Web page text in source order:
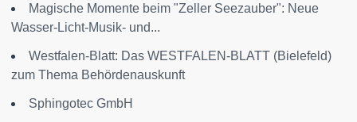
Magische Momente beim "Zeller Seezauber": Neue
Wasser-Licht-Musik- und...
Westfalen-Blatt: Das WESTFALEN-BLATT (Bielefeld)
zum Thema Behördenauskunft
Sphingotec GmbH